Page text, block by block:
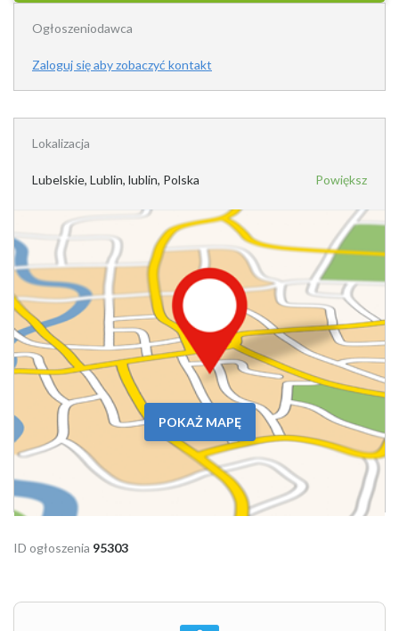
Ogłoszeniodawca
Zaloguj się aby zobaczyć kontakt
Lokalizacja
Lubelskie, Lublin, lublin, Polska Powiększ
POKAŻ MAPĘ
ID ogłoszenia 95303